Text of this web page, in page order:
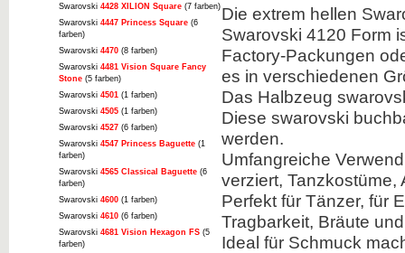
Swarovski 4428 XILION Square (7 farben)
Swarovski 4447 Princess Square (6
farben)
Swarovski 4470 (8 farben)
Swarovski 4481 Vision Square Fancy
Stone (5 farben)
Swarovski 4501 (1 farben)
Swarovski 4505 (1 farben)
Swarovski 4527 (6 farben)
Swarovski 4547 Princess Baguette (1
farben)
Swarovski 4565 Classical Baguette (6
farben)
Swarovski 4600 (1 farben)
Swarovski 4610 (6 farben)
Swarovski 4681 Vision Hexagon FS (5
farben)
Die extrem hellen
Swarovski 4120 Form
Factory-Packungen
es in verschiedenen
Das Halbzeug
Diese swarovski
werden.
Umfangreiche
verziert,
Perfekt für Tänzer, für
Tragbarkeit, Bräute
Ideal für Schmuck